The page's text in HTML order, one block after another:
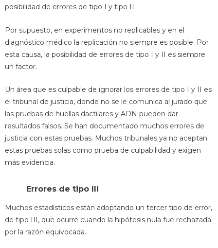
posibilidad de errores de tipo I y tipo II.
Por supuesto, en experimentos no replicables y en el
diagnóstico médico la replicación no siempre es posible. Por
esta causa, la posibilidad de errores de tipo I y II es siempre
un factor.
Un área que es culpable de ignorar los errores de tipo I y II es
el tribunal de justicia, donde no se le comunica al jurado que
las pruebas de huellas dactilares y ADN pueden dar
resultados falsos. Se han documentado muchos errores de
justicia con estas pruebas. Muchos tribunales ya no aceptan
estas pruebas solas como prueba de culpabilidad y exigen
más evidencia.
Errores de tipo III
Muchos estadísticos están adoptando un tercer tipo de error,
de tipo III, que ocurre cuando la hipótesis nula fue rechazada
por la razón equivocada.